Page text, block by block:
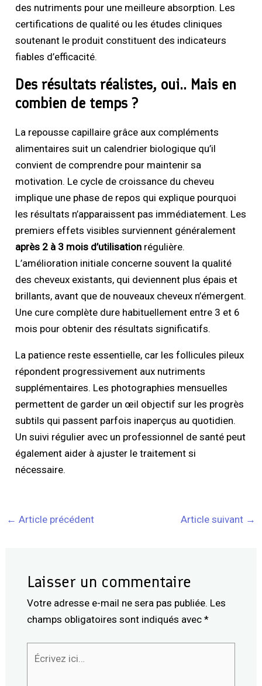
des nutriments pour une meilleure absorption. Les
certifications de qualité ou les études cliniques
soutenant le produit constituent des indicateurs
fiables d’efficacité.
Des résultats réalistes, oui.. Mais en
combien de temps ?
La repousse capillaire grâce aux compléments
alimentaires suit un calendrier biologique qu’il
convient de comprendre pour maintenir sa
motivation. Le cycle de croissance du cheveu
implique une phase de repos qui explique pourquoi
les résultats n’apparaissent pas immédiatement. Les
premiers effets visibles surviennent généralement
après 2 à 3 mois d’utilisation régulière.
L’amélioration initiale concerne souvent la qualité
des cheveux existants, qui deviennent plus épais et
brillants, avant que de nouveaux cheveux n’émergent.
Une cure complète dure habituellement entre 3 et 6
mois pour obtenir des résultats significatifs.
La patience reste essentielle, car les follicules pileux
répondent progressivement aux nutriments
supplémentaires. Les photographies mensuelles
permettent de garder un œil objectif sur les progrès
subtils qui passent parfois inaperçus au quotidien.
Un suivi régulier avec un professionnel de santé peut
également aider à ajuster le traitement si
nécessaire.
← Article précédent Article suivant →
Laisser un commentaire
Votre adresse e-mail ne sera pas publiée. Les
champs obligatoires sont indiqués avec *